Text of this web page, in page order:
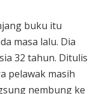
buku itu
masa lalu. Dia
32 tahun. Ditulis
pelawak masih
nembung ke